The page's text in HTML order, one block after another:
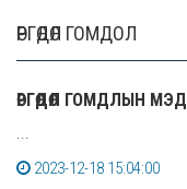
ӨРГӨДӨЛ ГОМДОЛ
ӨРГӨДӨЛ ГОМДЛЫН
...
2023-12-18 15:04:00